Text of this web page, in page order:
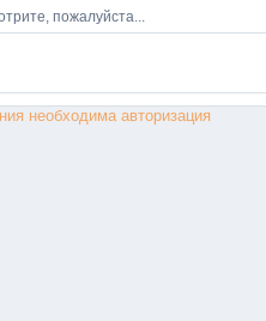
необходима авторизация